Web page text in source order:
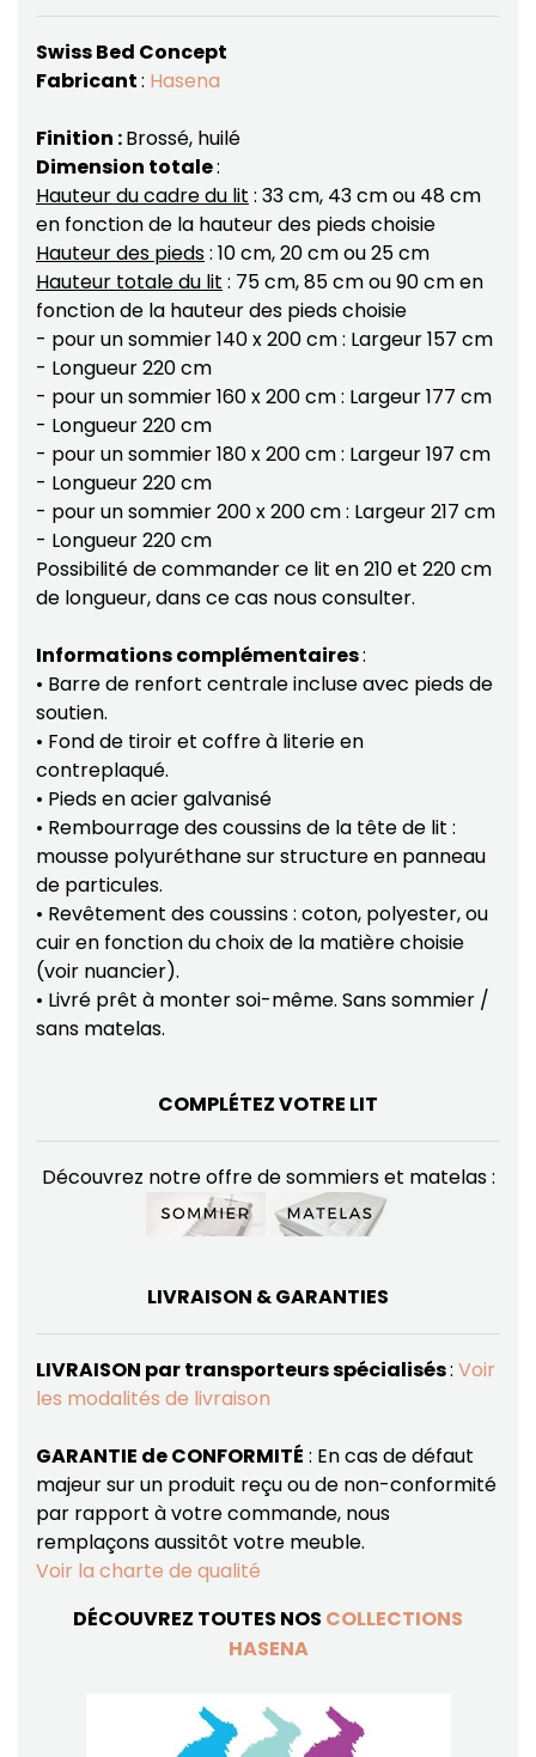
Swiss Bed Concept
Fabricant: Hasena
Finition :Brossé, huilé
Dimension totale:
Hauteur du cadre du lit : 33 cm, 43 cm ou 48 cm
en fonction de la hauteur des pieds choisie
Hauteur des pieds: 10 cm, 20 cm ou 25 cm
Hauteur totale du lit : 75 cm, 85 cm ou 90 cm en
fonction de la hauteur des pieds choisie
- pour un sommier 140 x 200 cm : Largeur 157 cm
- Longueur 220 cm
- pour un sommier 160 x 200 cm : Largeur 177 cm
- Longueur 220 cm
- pour un sommier 180 x 200 cm : Largeur 197 cm
- Longueur 220 cm
- pour un sommier 200 x 200 cm : Largeur 217 cm
- Longueur 220 cm
Possibilité de commander ce lit en 210 et 220 cm
de longueur, dans ce cas nous consulter.
Informations complémentaires:
• Barre de renfort centrale incluse avec pieds de
soutien.
• Fond de tiroir et coffre à literie en
contreplaqué.
• Pieds en acier galvanisé
• Rembourrage des coussins de la tête de lit :
mousse polyuréthane sur structure en panneau
de particules.
• Revêtement des coussins : coton, polyester, ou
cuir en fonction du choix de la matière choisie
(voir nuancier).
• Livré prêt à monter soi-même. Sans sommier /
sans matelas.
COMPLÉTEZ VOTRE LIT
Découvrez notre offre de sommiers et matelas :
LIVRAISON & GARANTIES
LIVRAISON par transporteurs spécialisés: Voir
les modalités de livraison
GARANTIE de CONFORMITÉ : En cas de défaut
majeur sur un produit reçu ou de non-conformité
par rapport à votre commande, nous
remplaçons aussitôt votre meuble.
Voir la charte de qualité
DÉCOUVREZ TOUTES NOS COLLECTIONS
HASENA